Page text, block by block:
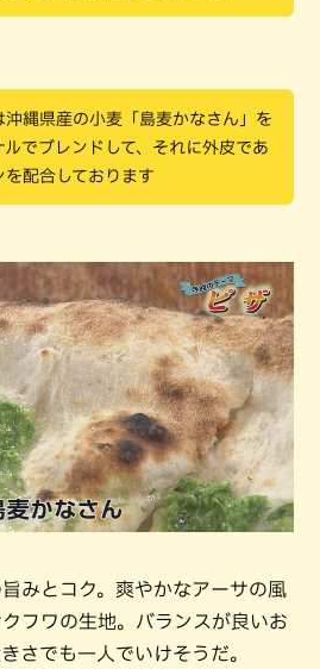
沖縄県産の小麦「島麦かなさん」を
ルでブレンドして、それに外皮であ
を配合しております
みとコク。爽やかなアーサの風
フワの生地。バランスが良いお
さでも一人でいけそうだ。